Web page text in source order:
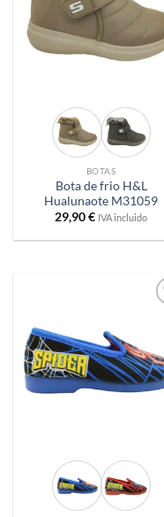
BOTAS
Bota de frio H&L
Hualunaote M31059
29,90€ IVA incluido